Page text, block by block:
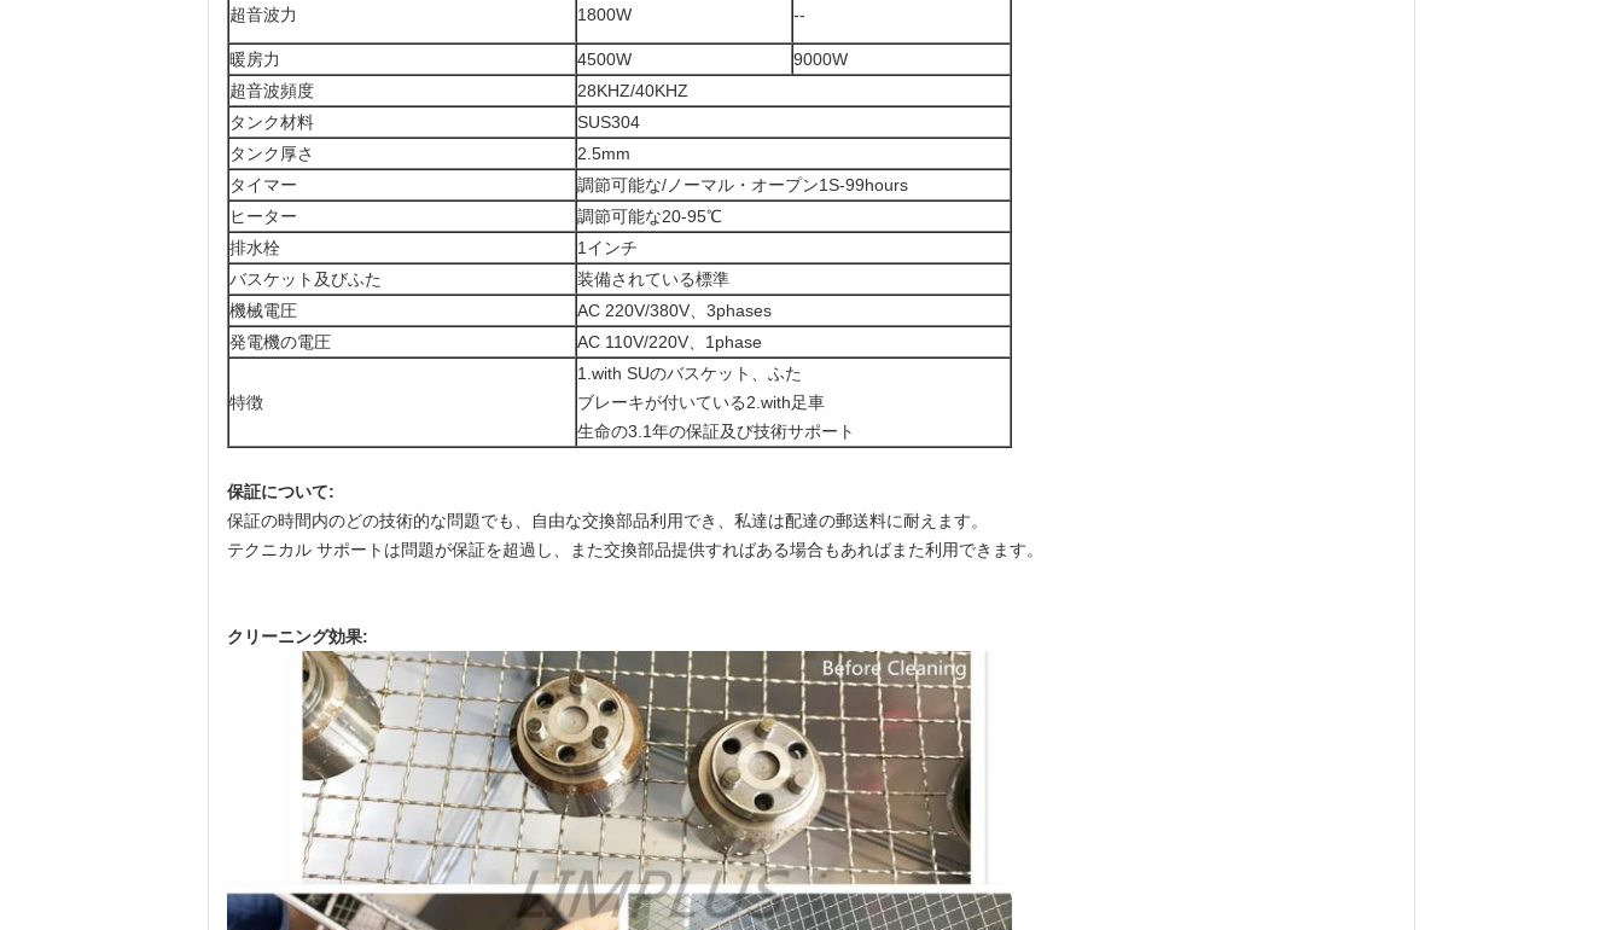
超音波力 1800W --
暖房力 4500W
9000W
超音波頻度
28KHZ/40KHZ
タンク材料
SUS304
タンク厚さ
2.5mm
タイマー
調節可能な/ノーマル・オープン1S-99hours
ヒーター
調節可能な20-95℃
排水栓
1インチ
バスケット及びふた
装備されている標準
機械電圧
AC 220V/380V、3phases
発電機の電圧
AC 110V/220V、1phase
特徴
1.with SUのバスケット、ふた
ブレーキが付いている2.with足車
生命の3.1年の保証及び技術サポート
保証について:
保証の時間内のどの技術的な問題でも、自由な交換部品利用でき、私達は配達の郵送料に耐えます。
テクニカル サポートは問題が保証を超過し、また交換部品提供すればある場合もあればまた利用できます。
クリーニング効果: